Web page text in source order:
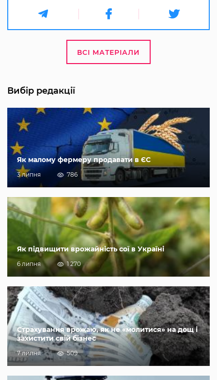
ВСІ МАТЕРІАЛИ
Вибір редакції
Як малому фермеру продавати в ЄС
3 липня 786
Як підвищити врожайність сої в Україні
6 липня 1 270
Страхування врожаю, як не «молитися» на дощ і
захистити свій бізнес
7 липня 509